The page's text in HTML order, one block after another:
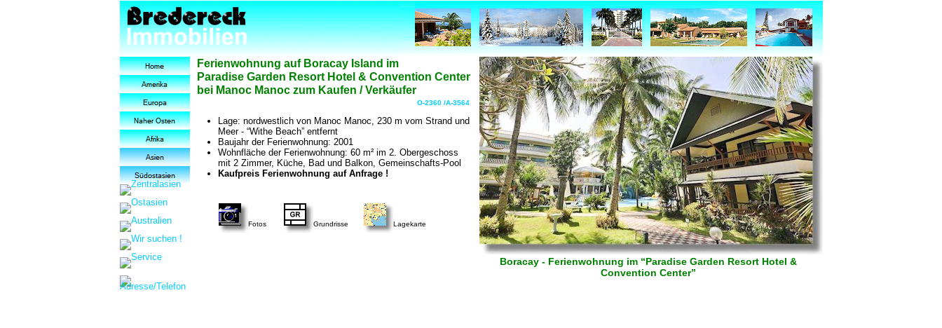
Ferienwohnung auf Boracay Island im
Paradise Garden Resort Hotel & Convention Center
bei Manoc Manoc zum Kaufen / Verkäufer
O-2360 /A-3564
Lage: nordwestlich von Manoc Manoc, 230 m vom Strand und
Meer - “Withe Beach” entfernt
Baujahr der Ferienwohnung: 2001
Wohnfläche der Ferienwohnung: 60 m² im 2. Obergeschoss
mit 2 Zimmer, Küche, Bad und Balkon, Gemeinschafts-Pool
Kaufpreis Ferienwohnung auf Anfrage !
Boracay - Ferienwohnung im “Paradise Garden Resort Hotel &
Convention Center”
Fotos Grundrisse Lagekarte